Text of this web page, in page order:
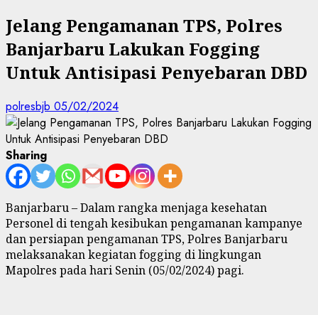
Jelang Pengamanan TPS, Polres
Banjarbaru Lakukan Fogging
Untuk Antisipasi Penyebaran DBD
polresbjb 05/02/2024
Sharing
Banjarbaru – Dalam rangka menjaga kesehatan
Personel di tengah kesibukan pengamanan kampanye
dan persiapan pengamanan TPS, Polres Banjarbaru
melaksanakan kegiatan fogging di lingkungan
Mapolres pada hari Senin (05/02/2024) pagi.